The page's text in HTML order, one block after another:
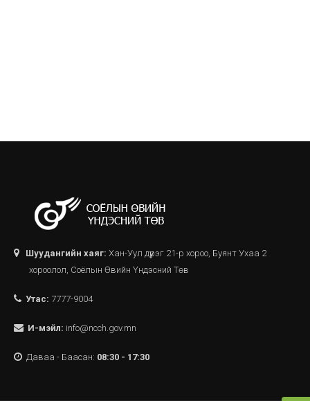
Шуудангийн хаяг: Хан-Уул дүүрэг 21-р хороо, Буянт Ухаа 2
хороолол, Соёлын Өвийн Үндэсний Төв
Утас: 7777-9004
И-мэйл: info@ncch.gov.mn
Даваа - Баасан: 08:30 - 17:30